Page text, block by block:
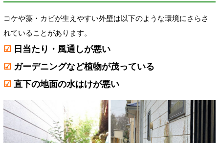
コケや藻・カビが生えやすい外壁は以下のような環境にさらさ
れていることがあります。
☑ 日当たり・風通しが悪い
☑ ガーデニングなど植物が茂っている
☑ 直下の地面の水はけが悪い